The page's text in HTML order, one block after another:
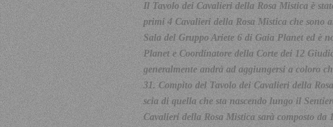
Il Tavolo dei Cavalieri della Rosa Mistica è
primi 4 Cavalieri della Rosa Mistica che sono
Sala del Gruppo Ariete 6 di Gaia Planet ed è
Planet e Coordinatore della Corte dei 12
generalmente andrà ad aggiungersi a coloro
31. Compito del Tavolo dei Cavalieri della
scia di quella che sta nascendo lungo il
Cavalieri della Rosa Mistica sarà composto